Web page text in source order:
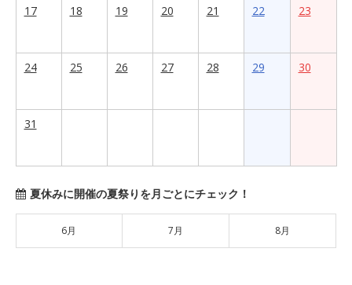
17
18 19 20 21 22 23
24 25 26 27 28 29 30
31
夏休みに開催の夏祭りを月ごとにチェック！
6月 7月 8月